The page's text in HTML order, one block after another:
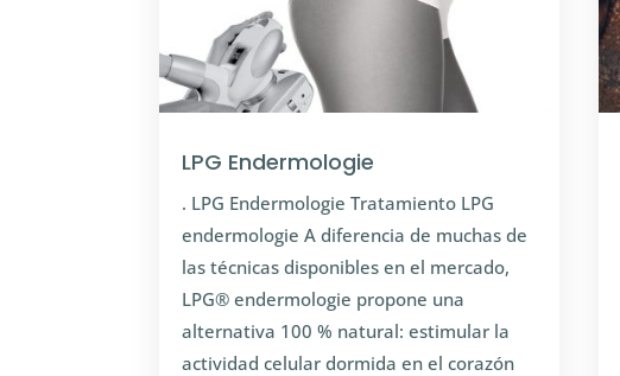
LPG Endermologie
. LPG Endermologie Tratamiento LPG
endermologie A diferencia de muchas de
las técnicas disponibles en el mercado,
LPG® endermologie propone una
alternativa 100 % natural: estimular la
actividad celular dormida en el corazón